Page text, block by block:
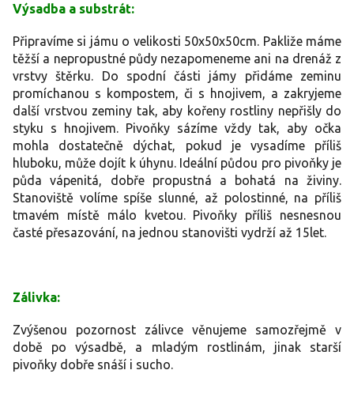
Výsadba a substrát:
Připravíme si jámu o velikosti 50x50x50cm. Pakliže máme
těžší a nepropustné půdy nezapomeneme ani na drenáž z
vrstvy štěrku. Do spodní části jámy přidáme zeminu
promíchanou s kompostem, či s hnojivem, a zakryjeme
další vrstvou zeminy tak, aby kořeny rostliny nepřišly do
styku s hnojivem. Pivoňky sázíme vždy tak, aby očka
mohla dostatečně dýchat, pokud je vysadíme příliš
hluboku, může dojít k úhynu. Ideální půdou pro pivoňky je
půda vápenitá, dobře propustná a bohatá na živiny.
Stanoviště volíme spíše slunné, až polostinné, na příliš
tmavém místě málo kvetou. Pivoňky příliš nesnesnou
časté přesazování, na jednou stanovišti vydrží až 15let.
Zálivka:
Zvýšenou pozornost zálivce věnujeme samozřejmě v
době po výsadbě, a mladým rostlinám, jinak starší
pivoňky dobře snáší i sucho.